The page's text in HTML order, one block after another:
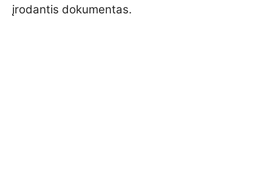
įrodantis dokumentas.